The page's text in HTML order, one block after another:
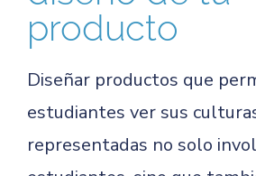
producto
Diseñar productos que
estudiantes ver sus
representadas no solo